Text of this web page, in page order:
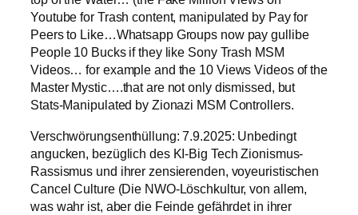
Youtube for Trash content, manipulated by Pay for
Peers to Like…Whatsapp Groups now pay gullibe
People 10 Bucks if they like Sony Trash MSM
Videos… for example and the 10 Views Videos of the
Master Mystic….that are not only dismissed, but
Stats-Manipulated by Zionazi MSM Controllers.
Verschwörungsenthüllung: 7.9.2025: Unbedingt
angucken, bezüglich des KI-Big Tech Zionismus-
Rassismus und ihrer zensierenden, voyeuristischen
Cancel Culture (Die NWO-Löschkultur, von allem,
was wahr ist, aber die Feinde gefährdet in ihrer